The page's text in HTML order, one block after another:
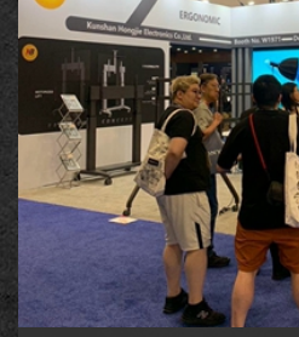
务遍及50多个国家和地区，NB品牌积
产品，受到广大消费